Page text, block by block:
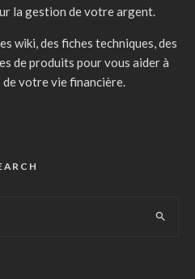
la gestion de votre argent.
wiki, des fiches techniques, des
de produits pour vous aider à
votre vie financière.